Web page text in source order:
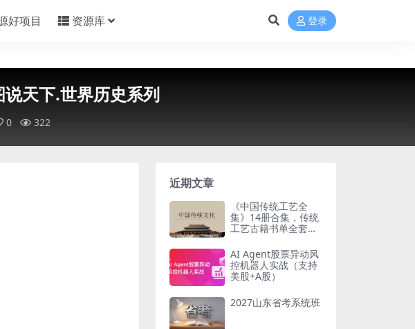
好项目 资源库 登录
天下.世界历史系列
0 322
近期文章
《中国传统工艺全
集》14册合集，传统
工艺古籍书单全套梳
AI Agent股票异动风
控机器人实战（支持
美股+A股）
2027山东省考系统班